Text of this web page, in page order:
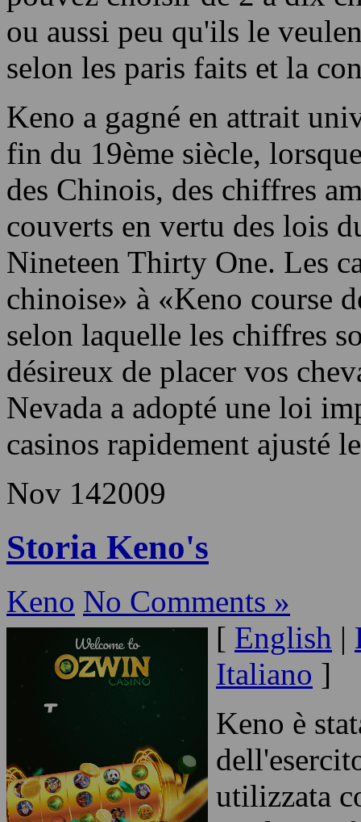
Keno est joué avec un
numéros sont tirés chaque
pouvez choisir de 2 à dix
ou aussi peu qu'ils le
selon les paris faits et la
Keno a gagné en attrait
fin du 19ème siècle,
des Chinois, des chiffres
couverts en vertu des lois
Nineteen Thirty One. Les
chinoise» à «Keno course
selon laquelle les chiffres
désireux de placer vos
Nevada a adopté une loi
casinos rapidement ajusté
Nov142009
Storia Keno's
Keno No Comments »
[English|
Italiano]